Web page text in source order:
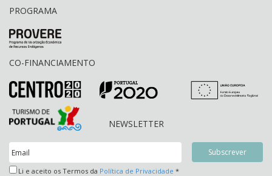
PROGRAMA
CO-FINANCIAMENTO
NEWSLETTER
Li e aceito os Termos da Política de Privacidade *